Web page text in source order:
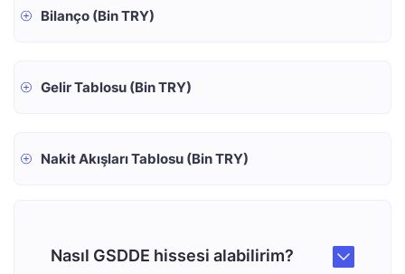
Bilanço (Bin TRY)
Gelir Tablosu (Bin TRY)
Nakit Akışları Tablosu (Bin TRY)
Nasıl GSDDE hissesi alabilirim?